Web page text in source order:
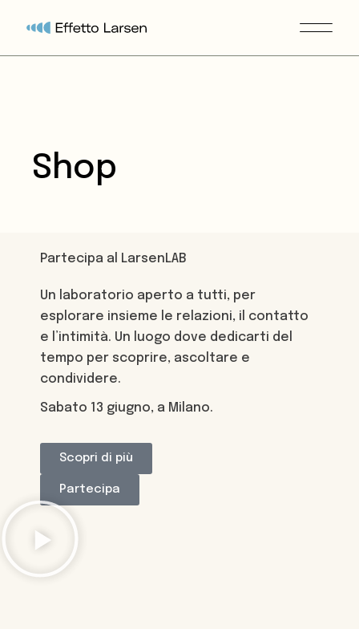
Shop
Partecipa al LarsenLAB
Un laboratorio aperto a tutti, per
esplorare insieme le relazioni, il contatto
e l’intimità. Un luogo dove dedicarti del
tempo per scoprire, ascoltare e
condividere.
Sabato 13 giugno, a Milano.
Scopri di più
Partecipa